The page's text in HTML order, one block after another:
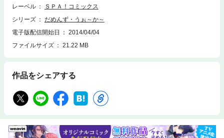
レーベル
ＳＰＡ！コミックス
シリーズ
だめんず・うぉ～か～
電子版配信開始日
2014/04/04
ファイルサイズ
21.22 MB
作品をシェアする